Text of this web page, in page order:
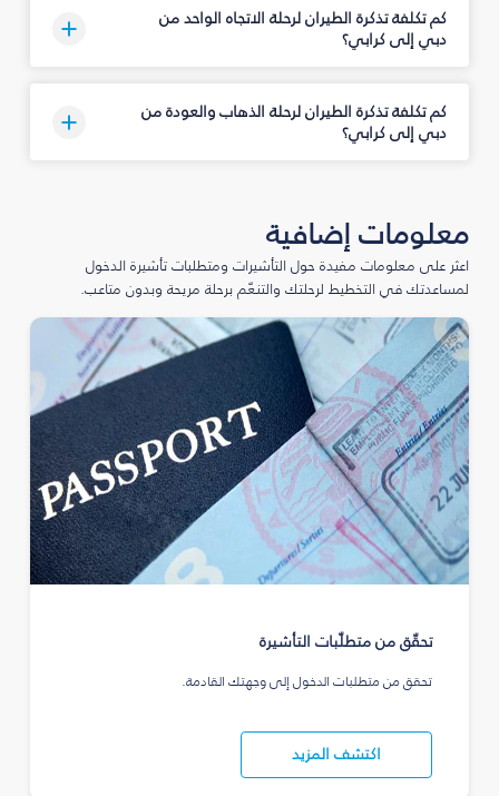
كم تكلفة تذكرة الطيران لرحلة الاتجاه الواحد من
دبي إلى كرابي؟
كم تكلفة تذكرة الطيران لرحلة الذهاب والعودة من
دبي إلى كرابي؟
معلومات إضافية
اعثر على معلومات مفيدة حول التأشيرات ومتطلبات تأشيرة الدخول
لمساعدتك في التخطيط لرحلتك والتنعّم برحلة مريحة وبدون متاعب.
تحقّق من متطلّبات التأشيرة
تحقق من متطلبات الدخول إلى وجهتك القادمة.
اكتشف المزيد